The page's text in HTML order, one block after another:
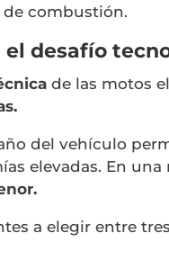
combustión.
desafío
de las motos
del vehículo
elevadas. En
a elegir entre